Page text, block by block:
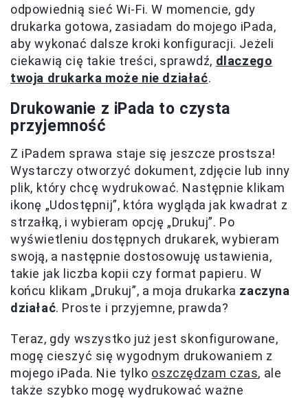
odpowiednią sieć Wi-Fi. W momencie, gdy
drukarka gotowa, zasiadam do mojego iPada,
aby wykonać dalsze kroki konfiguracji. Jeżeli
ciekawią cię takie treści, sprawdź, dlaczego
twoja drukarka może nie działać.
Drukowanie z iPada to czysta
przyjemność
Z iPadem sprawa staje się jeszcze prostsza!
Wystarczy otworzyć dokument, zdjęcie lub inny
plik, który chcę wydrukować. Następnie klikam
ikonę „Udostępnij”, która wygląda jak kwadrat z
strzałką, i wybieram opcję „Drukuj”. Po
wyświetleniu dostępnych drukarek, wybieram
swoją, a następnie dostosowuję ustawienia,
takie jak liczba kopii czy format papieru. W
końcu klikam „Drukuj”, a moja drukarka zaczyna
działać. Proste i przyjemne, prawda?
Teraz, gdy wszystko już jest skonfigurowane,
mogę cieszyć się wygodnym drukowaniem z
mojego iPada. Nie tylko oszczędzam czas, ale
także szybko mogę wydrukować ważne